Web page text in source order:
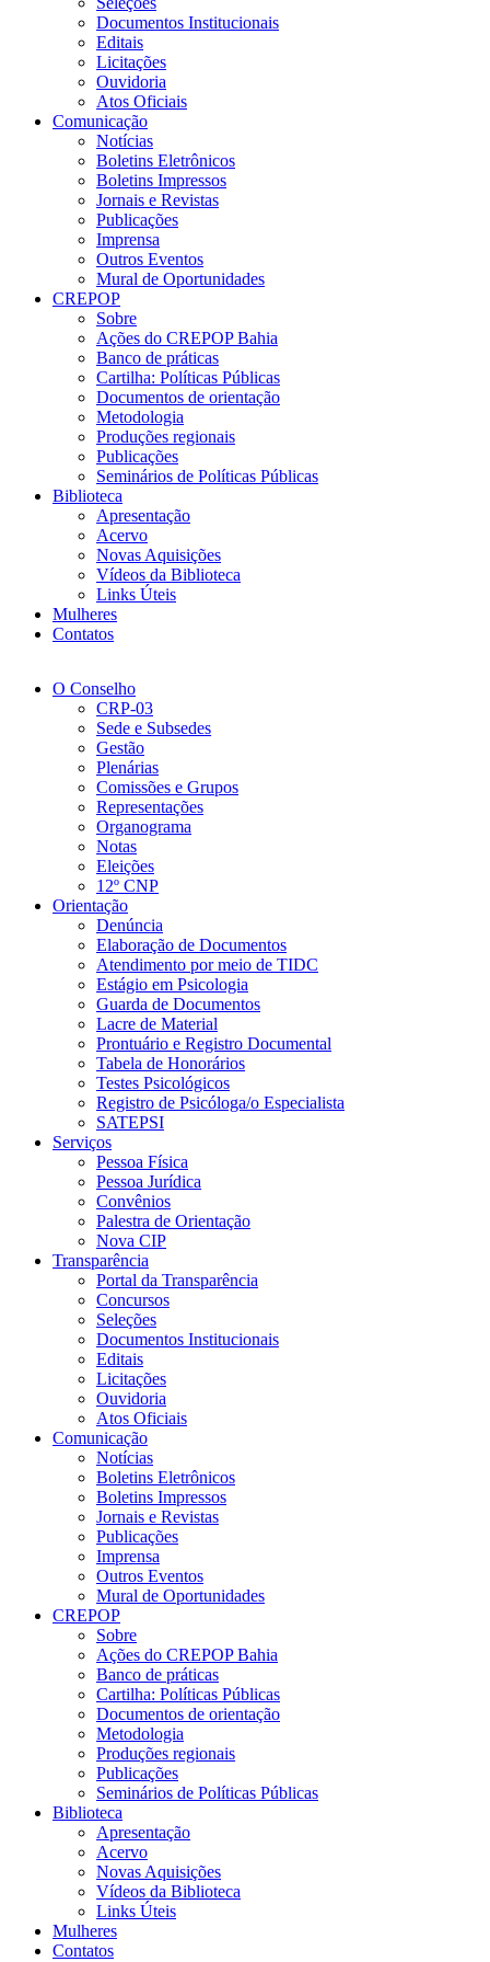
Documentos Institucionais
Editais
Licitações
Ouvidoria
Atos Oficiais
Comunicação
Notícias
Boletins Eletrônicos
Boletins Impressos
Jornais e Revistas
Publicações
Imprensa
Outros Eventos
Mural de Oportunidades
CREPOP
Sobre
Ações do CREPOP Bahia
Banco de práticas
Cartilha: Políticas Públicas
Documentos de orientação
Metodologia
Produções regionais
Publicações
Seminários de Políticas Públicas
Biblioteca
Apresentação
Acervo
Novas Aquisições
Vídeos da Biblioteca
Links Úteis
Mulheres
Contatos
O Conselho
CRP-03
Sede e Subsedes
Gestão
Plenárias
Comissões e Grupos
Representações
Organograma
Notas
Eleições
12º CNP
Orientação
Denúncia
Elaboração de Documentos
Atendimento por meio de TIDC
Estágio em Psicologia
Guarda de Documentos
Lacre de Material
Prontuário e Registro Documental
Tabela de Honorários
Testes Psicológicos
Registro de Psicóloga/o Especialista
SATEPSI
Serviços
Pessoa Física
Pessoa Jurídica
Convênios
Palestra de Orientação
Nova CIP
Transparência
Portal da Transparência
Concursos
Seleções
Documentos Institucionais
Editais
Licitações
Ouvidoria
Atos Oficiais
Comunicação
Notícias
Boletins Eletrônicos
Boletins Impressos
Jornais e Revistas
Publicações
Imprensa
Outros Eventos
Mural de Oportunidades
CREPOP
Sobre
Ações do CREPOP Bahia
Banco de práticas
Cartilha: Políticas Públicas
Documentos de orientação
Metodologia
Produções regionais
Publicações
Seminários de Políticas Públicas
Biblioteca
Apresentação
Acervo
Novas Aquisições
Vídeos da Biblioteca
Links Úteis
Mulheres
Contatos